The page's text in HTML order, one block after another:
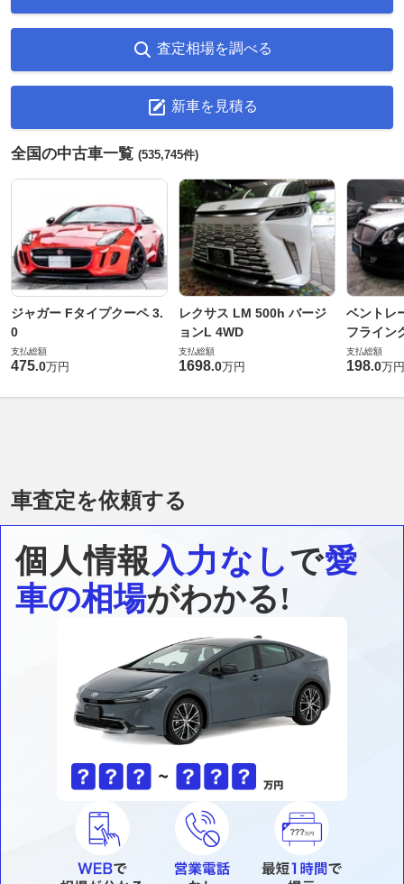
査定相場を調べる
新車を見積る
全国の中古車一覧 (535,745件)
ジャガー Fタイプクーペ 3.
0
支払総額
475.0万円
レクサス LM 500h バージ
ョンL 4WD
支払総額
1698.0万円
ベントレ
フライン
支払総額
198.0万円
車査定を依頼する
個人情報入力なしで愛
車の相場がわかる!